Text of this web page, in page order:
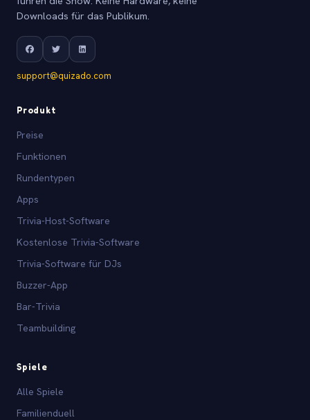
Downloads für das Publikum.
support@quizado.com
Produkt
Preise
Funktionen
Rundentypen
Apps
Trivia-Host-Software
Kostenlose Trivia-Software
Trivia-Software für DJs
Buzzer-App
Bar-Trivia
Teambuilding
Spiele
Alle Spiele
Familienduell